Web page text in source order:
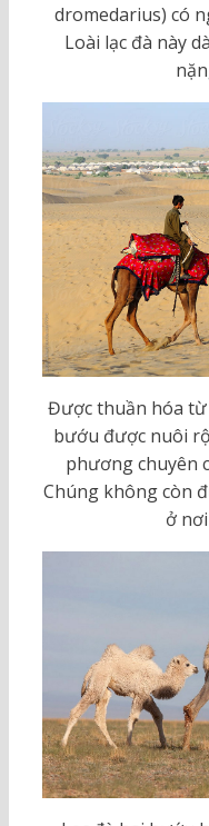
dromedarius) có
Loài lạc đà này
Được thuần hóa từ
bướu được nuôi
phương chuyên
Chúng không còn
ở